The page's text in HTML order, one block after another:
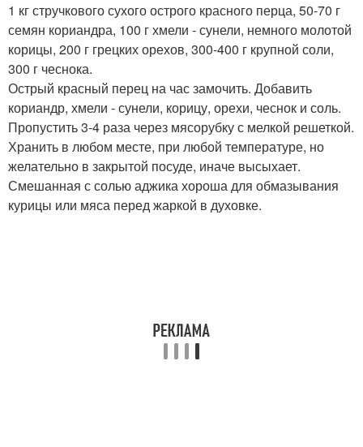
1 кг стручкового сухого острого красного перца, 50-70 г
семян кориандра, 100 г хмели - сунели, немного молотой
корицы, 200 г грецких орехов, 300-400 г крупной соли,
300 г чеснока.
Острый красный перец на час замочить. Добавить
кориандр, хмели - сунели, корицу, орехи, чеснок и соль.
Пропустить 3-4 раза через мясорубку с мелкой решеткой.
Хранить в любом месте, при любой температуре, но
желательно в закрытой посуде, иначе высыхает.
Смешанная с солью аджика хороша для обмазывания
курицы или мяса перед жаркой в духовке.